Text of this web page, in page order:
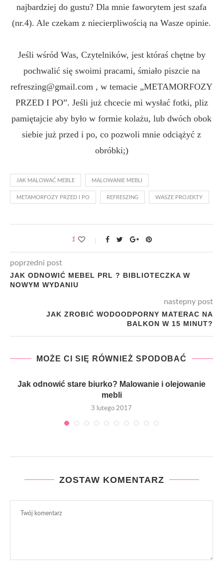
najbardziej do gustu? Dla mnie faworytem jest szafa
(nr.4). Ale czekam z niecierpliwością na Wasze opinie.
Jeśli wśród Was, Czytelników, jest któraś chętne by
pochwalić się swoimi pracami, śmiało piszcie na
refreszing@gmail.com , w temacie „METAMORFOZY
PRZED I PO”. Jeśli już chcecie mi wysłać fotki, pliz
pamiętajcie aby było w formie kolażu, lub dwóch obok
siebie już przed i po, co pozwoli mnie odciążyć z
obróbki;)
JAK MALOWAĆ MEBLE MALOWANIE MEBLI
METAMORFOZY PRZED I PO REFRESZING WASZE PROJEKTY
1
poprzedni post
JAK ODNOWIĆ MEBEL PRL ? BIBLIOTECZKA W
NOWYM WYDANIU
nastepny post
JAK ZROBIĆ WODOODPORNY MATERAC NA
BALKON W 15 MINUT?
MOŻE CI SIĘ RÓWNIEŻ SPODOBAĆ
Jak odnowić stare biurko? Malowanie i olejowanie
mebli
3 lutego 2017
ZOSTAW KOMENTARZ